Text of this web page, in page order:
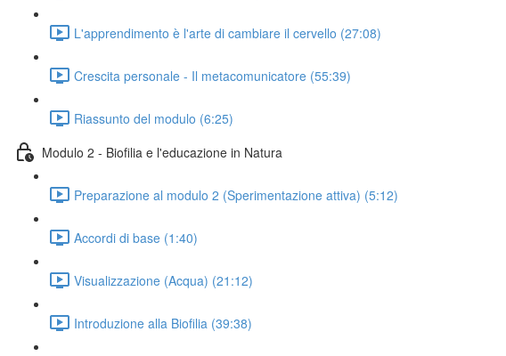
L'apprendimento è l'arte di cambiare il cervello (27:08)
Crescita personale - Il metacomunicatore (55:39)
Riassunto del modulo (6:25)
Modulo 2 - Biofilia e l'educazione in Natura
Preparazione al modulo 2 (Sperimentazione attiva) (5:12)
Accordi di base (1:40)
Visualizzazione (Acqua) (21:12)
Introduzione alla Biofilia (39:38)